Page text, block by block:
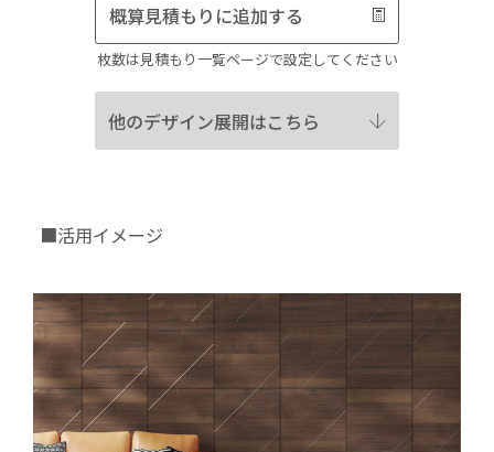
概算見積もりに追加する
枚数は見積もり一覧ページで設定してください
他のデザイン展開はこちら
■活用イメージ